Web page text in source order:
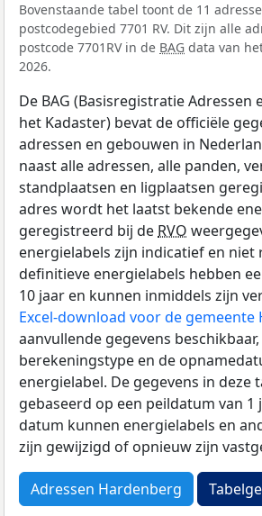
Bovenstaande tabel toont de 11
postcodegebied 7701 RV. Dit zijn alle
postcode 7701RV in de BAG data van
2026.
De BAG (Basisregistratie Adressen
het Kadaster) bevat de officiële
adressen en gebouwen in
naast alle adressen, alle panden,
standplaatsen en ligplaatsen
adres wordt het laatst bekende
geregistreerd bij de RVO
energielabels zijn indicatief en niet
definitieve energielabels hebben
10 jaar en kunnen inmiddels zijn
Excel-download voor de gemeente
aanvullende gegevens
berekeningstype en de
energielabel. De gegevens in deze
gebaseerd op een peildatum van 1
datum kunnen energielabels en
zijn gewijzigd of opnieuw zijn
Adressen Hardenberg